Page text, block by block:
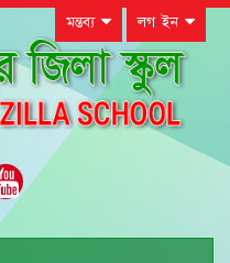
মন্তব্য লগ ইন